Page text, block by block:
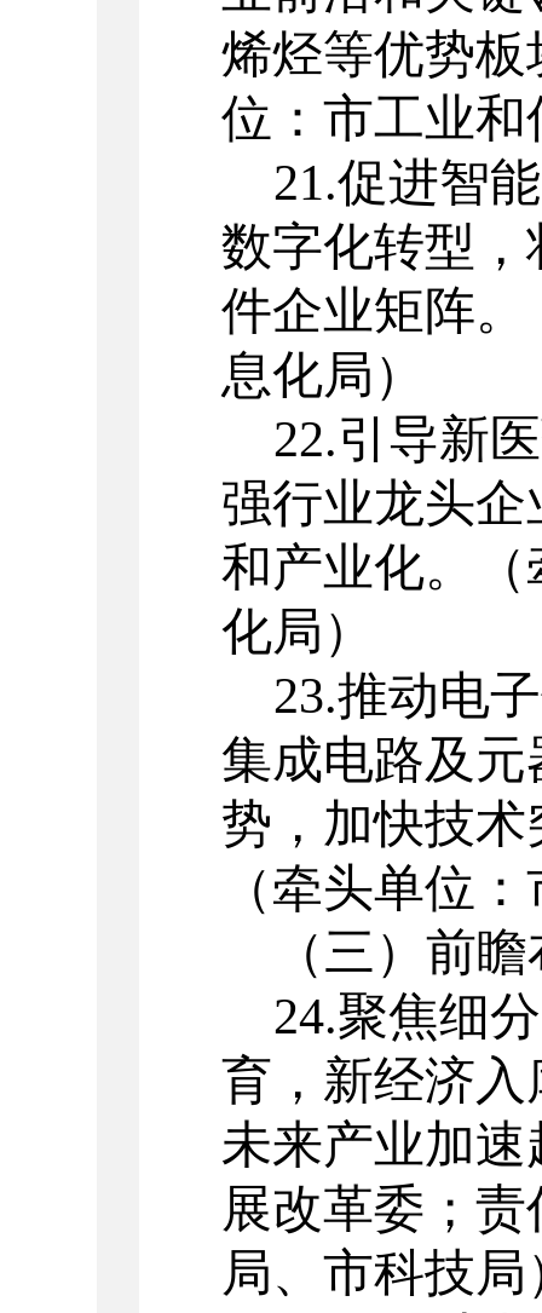
烯烃等优势
位：市工业
21.促进智
数字化转型
件企业矩阵。
息化局）
22.引导新
强行业龙头
和产业化。
化局）
23.推动电
集成电路及元
势，加快技
（牵头单位
（三） 前瞻
24.聚焦细
育，新经济
未来产业加速
展改革委；
局、市科技局